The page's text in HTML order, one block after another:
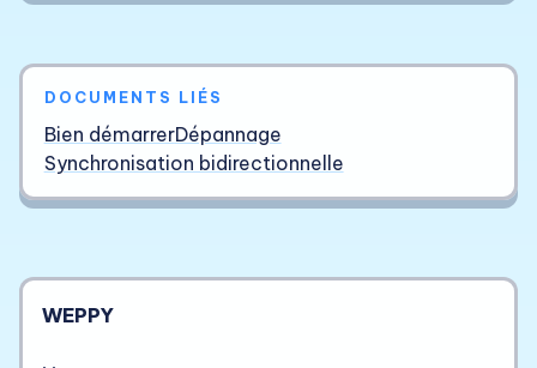
DOCUMENTS LIÉS
Bien démarrerDépannage
Synchronisation bidirectionnelle
WEPPY